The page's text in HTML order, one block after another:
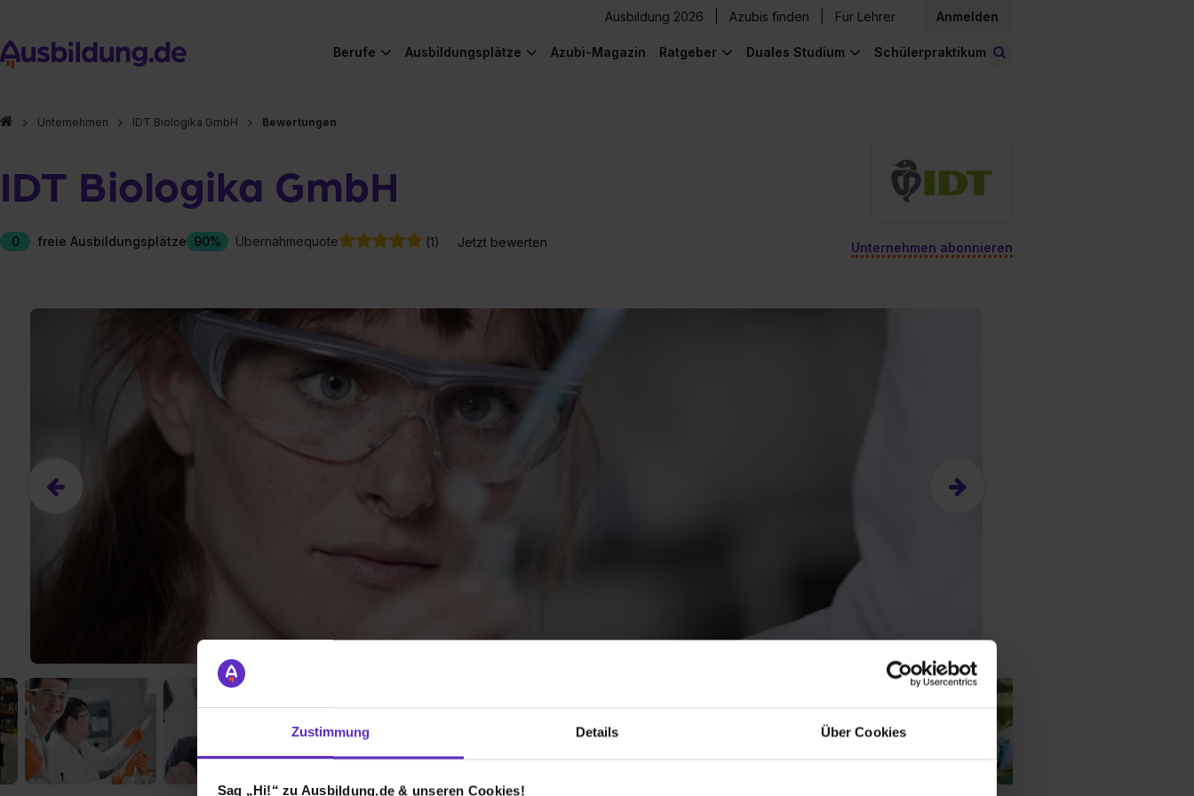
Zustimmung Details Über Cookies
Sag „Hi!“ zu Ausbildung.de & unseren Cookies!
Ausbildung 2026 Azubis finden Für Lehrer Anmelden
Berufe Ausbildungsplätze Azubi-Magazin Ratgeber Duales Studium Schülerpraktikum
Unternehmen IDT Biologika GmbH Bewertungen
IDT Biologika GmbH
0 freie Ausbildungsplätze 90% Übernahmequote (1) Jetzt bewerten Unternehmen abonnieren